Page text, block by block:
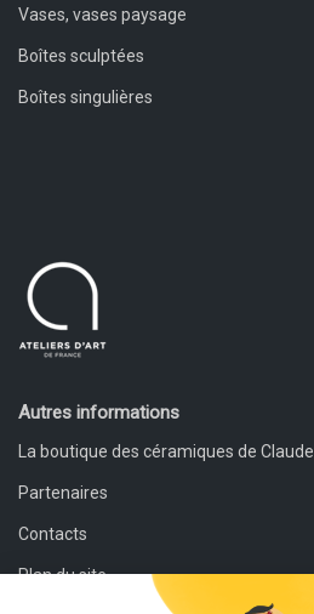
Vases, vases paysage
Boîtes sculptées
Boîtes singulières
Autres informations
La boutique des céramiques de Claude
Partenaires
Contacts
Plan du site